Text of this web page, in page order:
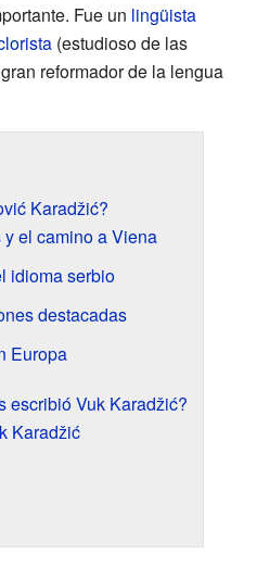
Fue un lingüista
(estudioso de las
reformador de la lengua
Karadžić?
el camino a Viena
idioma serbio
destacadas
Europa
escribió Vuk Karadžić?
Karadžić